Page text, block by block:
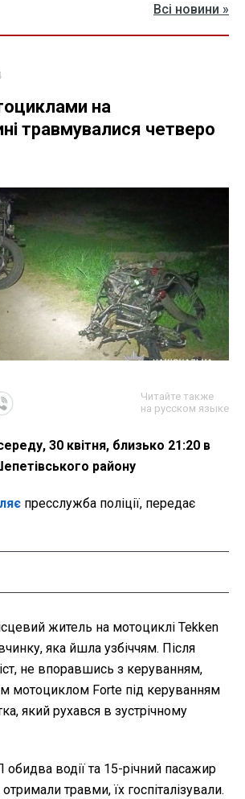
Всі новини »
на
травмувалися четверо
Читайте также
на русском языке
30 квітня, близько 21:20 в
району
пресслужба поліції, передає
житель на мотоциклі Tekken
яка йшла узбіччям. Після
не впоравшись з керуванням,
мотоциклом Forte під керуванням
який рухався в зустрічному
обидва водії та 15-річний пасажир
травми, їх госпіталізували.